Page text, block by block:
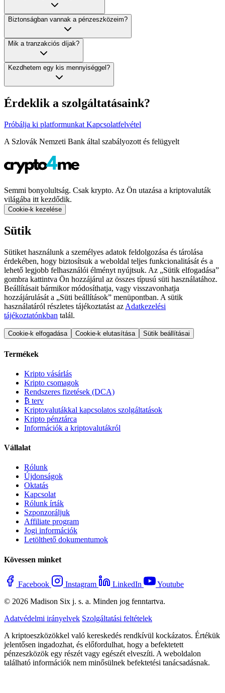
Biztonságban vannak a pénzeszközeim?
Mik a tranzakciós díjak?
Kezdhetem egy kis mennyiséggel?
Érdeklik a szolgáltatásaink?
Próbálja ki platformunkat Kapcsolatfelvétel
A Szlovák Nemzeti Bank által szabályozott és felügyelt
Semmi bonyolultság. Csak krypto. Az Ön utazása a kriptovaluták
világába itt kezdődik.
Cookie-k kezelése
Sütik
Sütiket használunk a személyes adatok feldolgozása és tárolása
érdekében, hogy biztosítsuk a weboldal teljes funkcionalitását és a
lehető legjobb felhasználói élményt nyújtsuk. Az „Sütik elfogadása”
gombra kattintva Ön hozzájárul az összes típusú süti használatához.
Beállításait bármikor módosíthatja, vagy visszavonhatja
hozzájárulását a „Süti beállítások” menüpontban. A sütik
használatáról részletes tájékoztatást az Adatkezelési
tájékoztatónkban talál.
Cookie-k elfogadása Cookie-k elutasítása Sütik beállításai
Termékek
Kripto vásárlás
Kripto csomagok
Rendszeres fizetések (DCA)
₿ terv
Kriptovalutákkal kapcsolatos szolgáltatások
Kripto pénztárca
Információk a kriptovalutákról
Vállalat
Rólunk
Újdonságok
Oktatás
Kapcsolat
Rólunk írták
Szponzoráljuk
Affiliate program
Jogi információk
Letölthető dokumentumok
Kövessen minket
Facebook Instagram LinkedIn
Youtube
© 2026 Madison Six j. s. a. Minden jog fenntartva.
Adatvédelmi irányelvek Szolgáltatási feltételek
A kriptoeszközökkel való kereskedés rendkívül kockázatos. Értékük
jelentősen ingadozhat, és előfordulhat, hogy a befektetett
pénzeszközök egy részét vagy egészét elveszíti. A weboldalon
található információk nem minősülnek befektetési tanácsadásnak.